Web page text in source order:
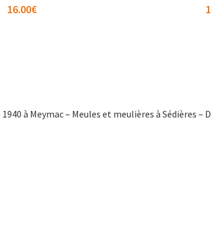
16.00€
à Meymac – Meules et meulières à Sédières –